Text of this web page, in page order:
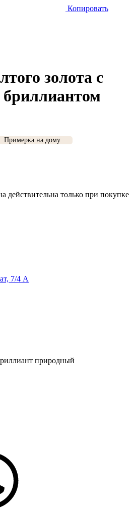
Копировать
золота с
Примерка на дому
действительна только при покупке
7/4 А
природный